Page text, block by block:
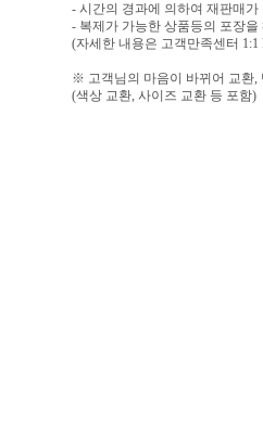
- 시간의 경과에 의하여 재판매
- 복제가 가능한 상품등의 포장을
(자세한 내용은 고객만족센터
※ 고객님의 마음이 바뀌어 교환,
(색상 교환, 사이즈 교환 등 포함)